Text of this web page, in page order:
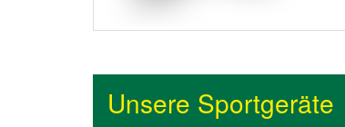
Unsere Sportgeräte